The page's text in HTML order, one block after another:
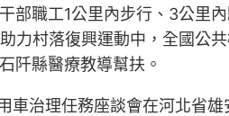
部職工1公里內步行、3公里
力村落復興運動中，全國
阡縣醫療教導幫扶。
治理任務座談會在河北省